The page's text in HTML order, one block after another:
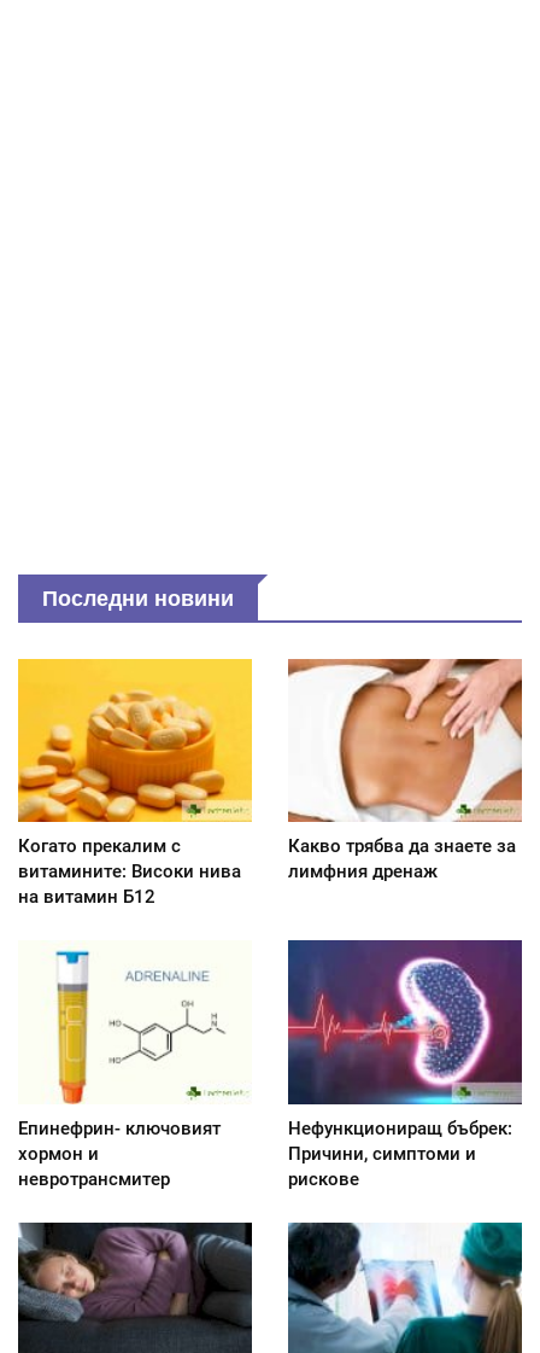
Последни новини
Когато прекалим с
витамините: Високи нива
на витамин Б12
Какво трябва да знаете за
лимфния дренаж
Епинефрин- ключовият
хормон и
невротрансмитер
Нефункциониращ бъбрек:
Причини, симптоми и
рискове